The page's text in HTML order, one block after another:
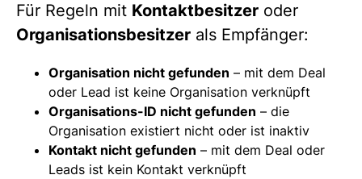
Für Regeln mit Kontaktbesitzer oder
Organisationsbesitzer als Empfänger:
Organisation nicht gefunden – mit dem Deal
oder Lead ist keine Organisation verknüpft
Organisations-ID nicht gefunden – die
Organisation existiert nicht oder ist inaktiv
Kontakt nicht gefunden – mit dem Deal oder
Leads ist kein Kontakt verknüpft